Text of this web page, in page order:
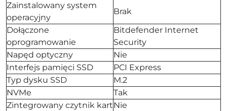
Zainstalowany system
operacyjny
Brak
Dołączone
oprogramowanie
Bitdefender Internet
Security
Napęd optyczny
Nie
Interfejs pamięci SSD
PCI Express
Typ dysku SSD
M.2
NVMe
Tak
Zintegrowany czytnik kartNie